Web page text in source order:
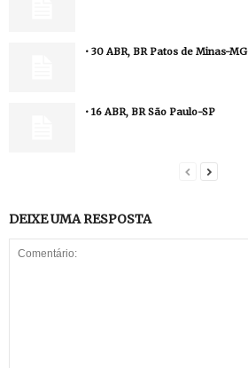
• 30 ABR, BR Patos de Minas-MG
• 16 ABR, BR São Paulo-SP
DEIXE UMA RESPOSTA